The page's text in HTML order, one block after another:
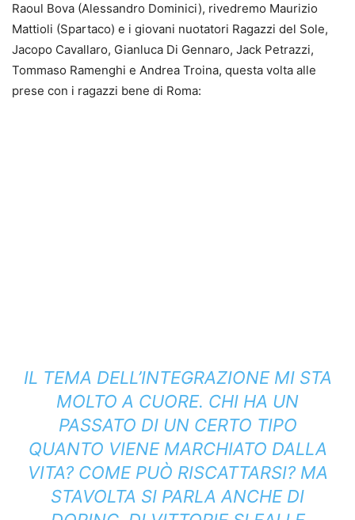
Raoul Bova (Alessandro Dominici), rivedremo Maurizio
Mattioli (Spartaco) e i giovani nuotatori Ragazzi del Sole,
Jacopo Cavallaro, Gianluca Di Gennaro, Jack Petrazzi,
Tommaso Ramenghi e Andrea Troina, questa volta alle
prese con i ragazzi bene di Roma:
IL TEMA DELL’INTEGRAZIONE MI STA
MOLTO A CUORE. CHI HA UN
PASSATO DI UN CERTO TIPO
QUANTO VIENE MARCHIATO DALLA
VITA? COME PUÒ RISCATTARSI? MA
STAVOLTA SI PARLA ANCHE DI